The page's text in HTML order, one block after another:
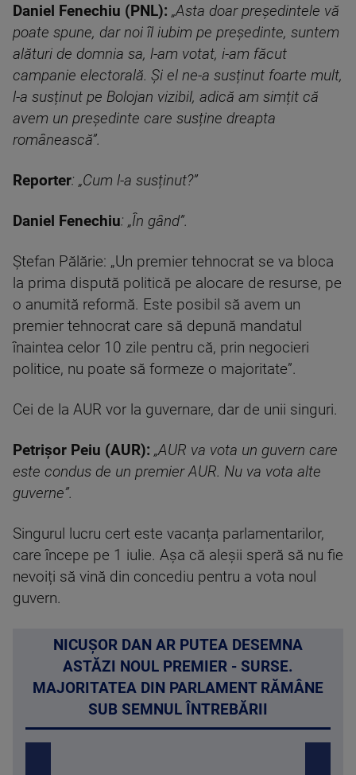
Daniel Fenechiu (PNL): „Asta doar președintele vă
poate spune, dar noi îl iubim pe președinte, suntem
alături de domnia sa, l-am votat, i-am făcut
campanie electorală. Și el ne-a susținut foarte mult,
l-a susținut pe Bolojan vizibil, adică am simțit că
avem un președinte care susține dreapta
românească”.
Reporter: „Cum l-a susținut?”
Daniel Fenechiu: „În gând”.
Ștefan Pălărie: „Un premier tehnocrat se va bloca
la prima dispută politică pe alocare de resurse, pe
o anumită reformă. Este posibil să avem un
premier tehnocrat care să depună mandatul
înaintea celor 10 zile pentru că, prin negocieri
politice, nu poate să formeze o majoritate”.
Cei de la AUR vor la guvernare, dar de unii singuri.
Petrișor Peiu (AUR): „AUR va vota un guvern care
este condus de un premier AUR. Nu va vota alte
guverne”.
Singurul lucru cert este vacanța parlamentarilor,
care începe pe 1 iulie. Așa că aleșii speră să nu fie
nevoiți să vină din concediu pentru a vota noul
guvern.
NICUȘOR DAN AR PUTEA DESEMNA
ASTĂZI NOUL PREMIER - SURSE.
MAJORITATEA DIN PARLAMENT RĂMÂNE
SUB SEMNUL ÎNTREBĂRII